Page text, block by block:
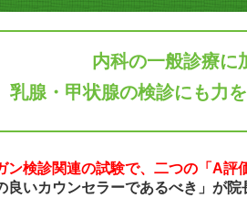
内科の一般診療に
乳腺・甲状腺の検診にも力を
検診関連の試験で、二つの「A評
良いカウンセラーであるべき」が